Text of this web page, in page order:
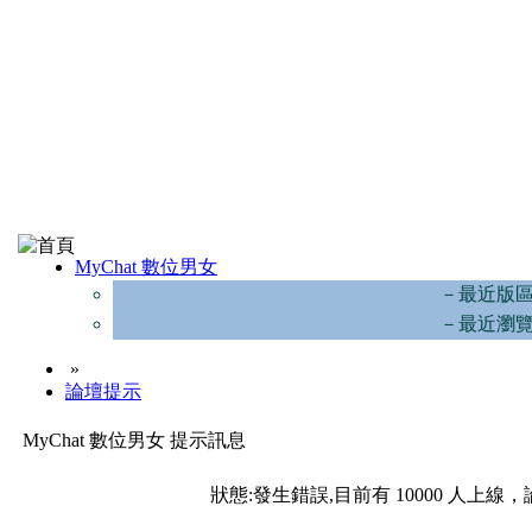
MyChat 數位男女
－最近版
－最近瀏
»
論壇提示
MyChat 數位男女 提示訊息
狀態:發生錯誤,目前有 10000 人上線